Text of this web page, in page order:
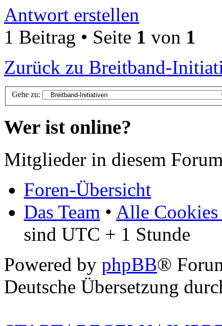
Antwort erstellen
1 Beitrag • Seite 1 von 1
Zurück zu Breitband-
Gehe zu:
Wer ist online?
Mitglieder in diesem
Foren-Übersicht
Das Team • Alle Cookies
sind UTC + 1 Stunde
Powered by phpBB®
Deutsche Übersetzung